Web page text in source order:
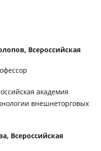
Всероссийская
академия
внешнеторговых
Всероссийская